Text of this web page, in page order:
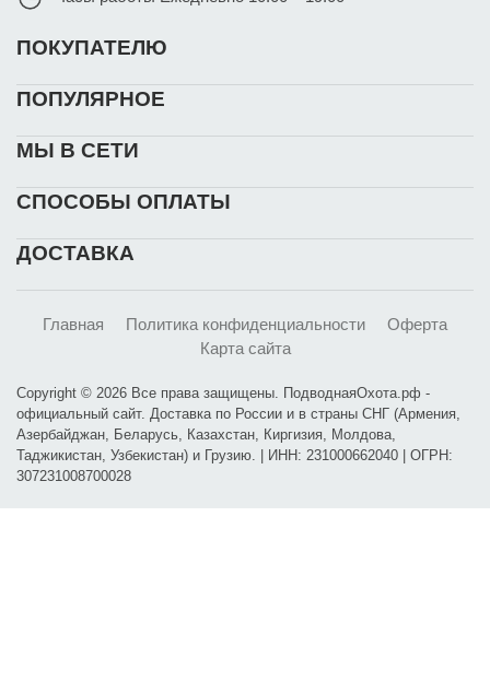
ПОКУПАТЕЛЮ
ПОПУЛЯРНОЕ
МЫ В СЕТИ
СПОСОБЫ ОПЛАТЫ
ДОСТАВКА
Главная Политика конфиденциальности
Оферта
Карта сайта
Copyright © 2026 Все права защищены. ПодводнаяОхота.рф -
официальный сайт. Доставка по России и в страны СНГ (Армения,
Азербайджан, Беларусь, Казахстан, Киргизия, Молдова,
Таджикистан, Узбекистан) и Грузию. | ИНН: 231000662040 | ОГРН:
307231008700028